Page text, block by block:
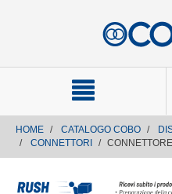
HOME CATALOGO COBO
CONNETTORI